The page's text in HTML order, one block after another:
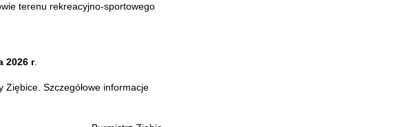
terenu rekreacyjno-sportowego
2026 r.
Szczegółowe informacje